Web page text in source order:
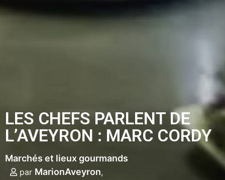
LES CHEFS PARLENT DE
L’AVEYRON : MARC CORDY
Marchés et lieux gourmands
par MarionAveyron